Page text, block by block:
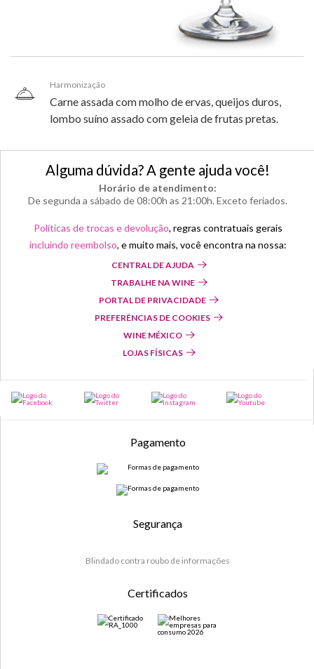
Harmonização
Carne assada com molho de ervas, queijos duros,
lombo suíno assado com geleia de frutas pretas.
Alguma dúvida? A gente ajuda você!
Horário de atendimento:
De segunda a sábado de 08:00h as 21:00h. Exceto feriados.
Políticas de trocas e devolução, regras contratuais gerais
incluindo reembolso, e muito mais, você encontra na nossa:
CENTRAL DE AJUDA
TRABALHE NA WINE
PORTAL DE PRIVACIDADE
PREFERÊNCIAS DE COOKIES
WINE MÉXICO
LOJAS FÍSICAS
Pagamento
Segurança
Blindado contra roubo de informações
Certificados